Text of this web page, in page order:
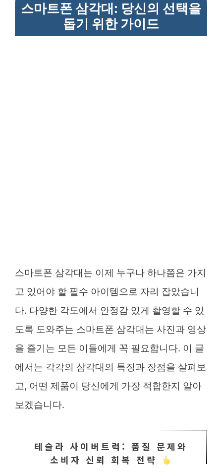
스마트폰 삼각대: 당신의 선택을
돕기 위한 가이드
스마트폰 삼각대는 이제 누구나 하나쯤은 가지
고 있어야 할 필수 아이템으로 자리 잡았습니
다. 다양한 각도에서 안정감 있게 촬영할 수 있
도록 도와주는 스마트폰 삼각대는 사진과 영상
을 즐기는 모든 이들에게 꼭 필요합니다. 이 글
에서는 각각의 삼각대의 특징과 장점을 살펴보
고, 어떤 제품이 당신에게 가장 적합한지 알아
보겠습니다.
테슬라 사이버트럭: 품질 문제와
소비자 신뢰 회복 전략